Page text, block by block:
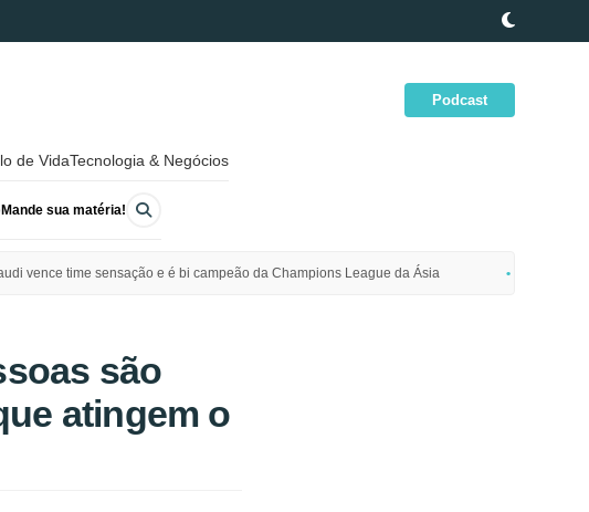
Podcast
de VidaTecnologia & Negócios
Mande sua matéria!
vence time sensação e é bi campeão da Champions League da Ásia
são
atingem o